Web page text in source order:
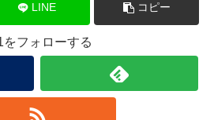
LINE コピー
をフォローする